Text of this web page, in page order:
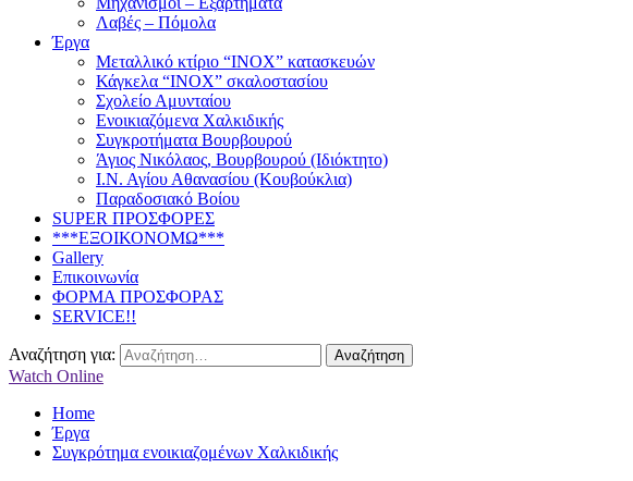
Λαβές – Πόμολα
Έργα
Μεταλλικό κτίριο “INOX” κατασκευών
Κάγκελα “INOX” σκαλοστασίου
Σχολείο Αμυνταίου
Ενοικιαζόμενα Χαλκιδικής
Συγκροτήματα Βουρβουρού
Άγιος Νικόλαος, Βουρβουρού (Ιδιόκτητο)
Ι.Ν. Αγίου Αθανασίου (Κουβούκλια)
Παραδοσιακό Βοίου
SUPER ΠΡΟΣΦΟΡΕΣ
***ΕΞΟΙΚΟΝΟΜΩ***
Gallery
Επικοινωνία
ΦΟΡΜΑ ΠΡΟΣΦΟΡΑΣ
SERVICE!!
Αναζήτηση για:
Watch Online
Home
Έργα
Συγκρότημα ενοικιαζομένων Χαλκιδικής